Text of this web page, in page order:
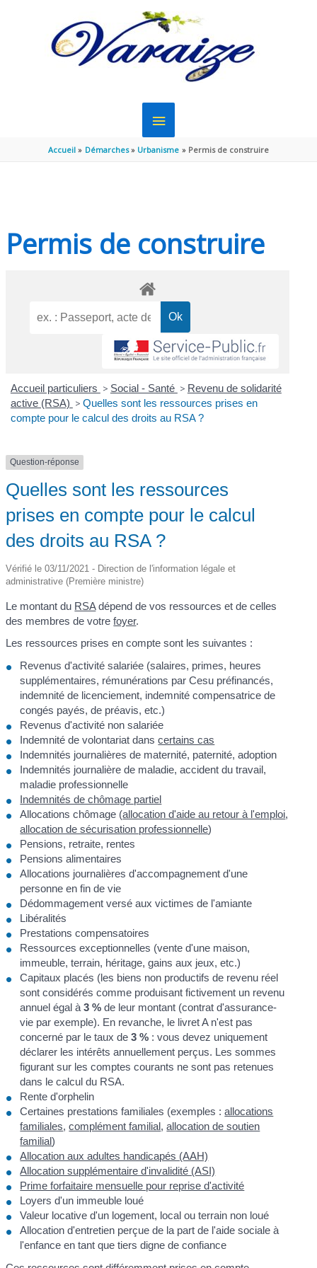
MENU
PRINCIPAL
Accueil Démarches Urbanisme Permis de construire
Permis de construire
Accueil particuliers > Social - Santé > Revenu de solidarité
active (RSA) > Quelles sont les ressources prises en
compte pour le calcul des droits au RSA ?
Question-réponse
Quelles sont les ressources
prises en compte pour le calcul
des droits au RSA ?
Vérifié le 03/11/2021 - Direction de l'information légale et
administrative (Première ministre)
Le montant du RSAdépend de vos ressources et de celles
des membres de votrefoyer.
Les ressources prises en compte sont les suivantes :
Revenus d'activité salariée (salaires, primes, heures
supplémentaires, rémunérations par Cesu préfinancés,
indemnité de licenciement, indemnité compensatrice de
congés payés, de préavis, etc.)
Revenus d'activité non salariée
Indemnité de volontariat danscertains cas
Indemnités journalières de maternité, paternité, adoption
Indemnités journalière de maladie, accident du travail,
maladie professionnelle
Indemnités de chômage partiel
Allocations chômage (allocation d'aide au retour à l'emploi,
allocation de sécurisation professionnelle)
Pensions, retraite, rentes
Pensions alimentaires
Allocations journalières d'accompagnement d'une
personne en fin de vie
Dédommagement versé aux victimes de l'amiante
Libéralités
Prestations compensatoires
Ressources exceptionnelles (vente d'une maison,
immeuble, terrain, héritage, gains aux jeux, etc.)
Capitaux placés (les biens non productifs de revenu réel
sont considérés comme produisant fictivement un revenu
annuel égal à3 % de leur montant (contrat d'assurance-
vie par exemple). En revanche, le livret A n'est pas
concerné par le taux de3 % : vous devez uniquement
déclarer les intérêts annuellement perçus. Les sommes
figurant sur les comptes courants ne sont pas retenues
dans le calcul du RSA.
Rente d'orphelin
Certaines prestations familiales (exemples :allocations
familiales,complément familial,allocation de soutien
familial)
Allocation aux adultes handicapés (AAH)
Allocation supplémentaire d'invalidité (ASI)
Prime forfaitaire mensuelle pour reprise d'activité
Loyers d'un immeuble loué
Valeur locative d'un logement, local ou terrain non loué
Allocation d'entretien perçue de la part de l'aide sociale à
l'enfance en tant que tiers digne de confiance